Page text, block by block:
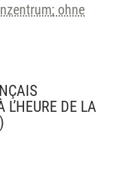
ohne
DE LA